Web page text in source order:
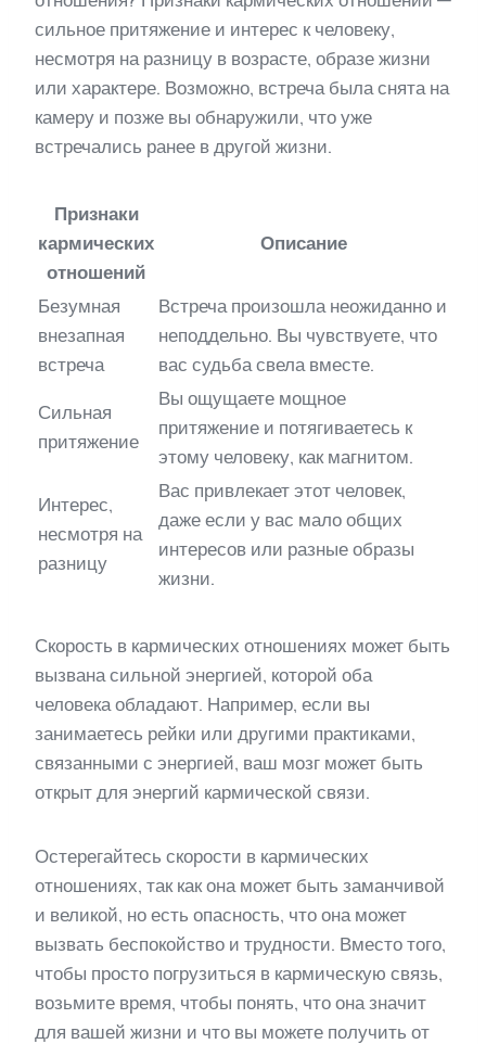
сильное притяжение и интерес к человеку,
несмотря на разницу в возрасте, образе жизни
или характере. Возможно, встреча была снята на
камеру и позже вы обнаружили, что уже
встречались ранее в другой жизни.
Признаки
кармических
отношений
Описание
Безумная
внезапная
встреча
Встреча произошла неожиданно и
неподдельно. Вы чувствуете, что
вас судьба свела вместе.
Сильная
притяжение
Вы ощущаете мощное
притяжение и потягиваетесь к
этому человеку, как магнитом.
Интерес,
несмотря на
разницу
Вас привлекает этот человек,
даже если у вас мало общих
интересов или разные образы
жизни.
Скорость в кармических отношениях может быть
вызвана сильной энергией, которой оба
человека обладают. Например, если вы
занимаетесь рейки или другими практиками,
связанными с энергией, ваш мозг может быть
открыт для энергий кармической связи.
Остерегайтесь скорости в кармических
отношениях, так как она может быть заманчивой
и великой, но есть опасность, что она может
вызвать беспокойство и трудности. Вместо того,
чтобы просто погрузиться в кармическую связь,
возьмите время, чтобы понять, что она значит
для вашей жизни и что вы можете получить от